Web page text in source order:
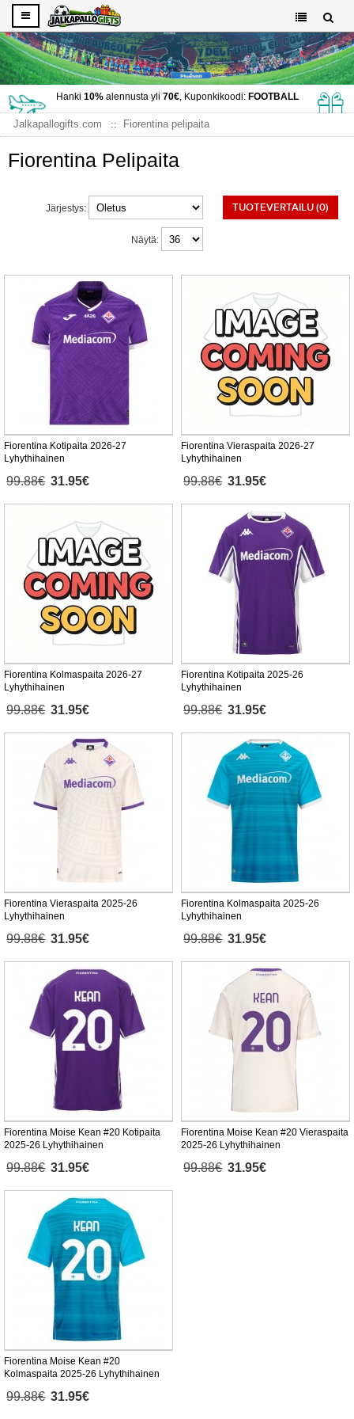
Hanki 10%alennusta yli 70€, Kuponkikoodi: FOOTBALL
Jalkapallogifts.com Fiorentina pelipaita
Fiorentina Pelipaita
TUOTEVERTAILU (0)
Järjestys:
Näytä:
Fiorentina Kotipaita 2026-27
Lyhythihainen
99.88€ 31.95€
Fiorentina Vieraspaita 2026-27
Lyhythihainen
99.88€ 31.95€
Fiorentina Kolmaspaita 2026-27
Lyhythihainen
99.88€ 31.95€
Fiorentina Kotipaita 2025-26
Lyhythihainen
99.88€ 31.95€
Fiorentina Vieraspaita 2025-26
Lyhythihainen
99.88€ 31.95€
Fiorentina Kolmaspaita 2025-26
Lyhythihainen
99.88€ 31.95€
Fiorentina Moise Kean #20 Kotipaita
2025-26 Lyhythihainen
99.88€ 31.95€
Fiorentina Moise Kean #20 Vieraspaita
2025-26 Lyhythihainen
99.88€ 31.95€
Fiorentina Moise Kean #20
Kolmaspaita 2025-26 Lyhythihainen
99.88€ 31.95€